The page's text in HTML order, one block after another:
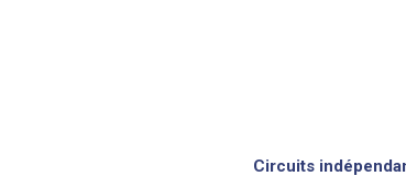
Circuits